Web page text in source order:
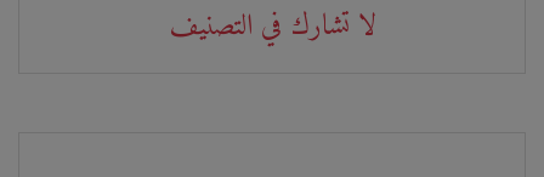
لا تشارك في التصنيف